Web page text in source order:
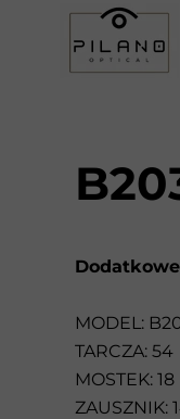
MODEL:
TARCZA: 54
MOSTEK: 18
ZAUSZNIK: